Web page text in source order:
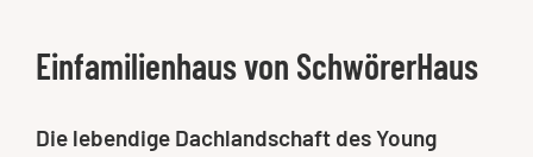
Einfamilienhaus von SchwörerHaus
Die lebendige Dachlandschaft des Young